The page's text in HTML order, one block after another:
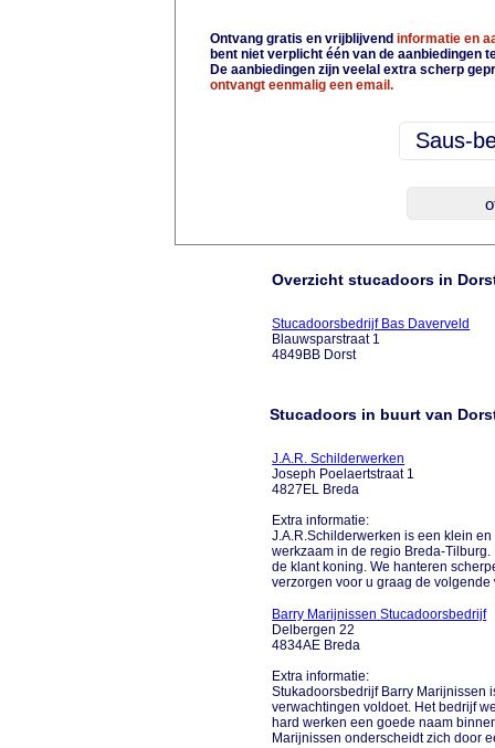
Ontvang gratis en vrijblijvendinformatie en
bent niet verplicht één van de aanbiedingen
De aanbiedingen zijn veelal extra scherp
ontvangt eenmalig een email.
Overzicht stucadoors in
Stucadoorsbedrijf Bas Daverveld
Blauwsparstraat 1
4849BB Dorst
Stucadoors in buurt van
J.A.R. Schilderwerken
Joseph Poelaertstraat 1
4827EL Breda
Extra informatie:
J.A.R.Schilderwerken is een klein
werkzaam in de regio Breda-
de klant koning. We hanteren
verzorgen voor u graag de
Barry Marijnissen Stucadoorsbedrijf
Delbergen 22
4834AE Breda
Extra informatie:
Stukadoorsbedrijf Barry Marijnissen
verwachtingen voldoet. Het bedrijf
hard werken een goede naam
Marijnissen onderscheidt zich door